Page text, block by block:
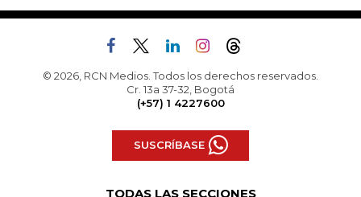
© 2026, RCN Medios. Todos los derechos reservados.
Cr. 13a 37-32, Bogotá
(+57) 1 4227600
SUSCRÍBASE
TODAS LAS SECCIONES